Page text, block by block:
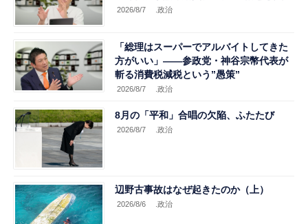
2026/8/7 .政治
「総理はスーパーでアルバイトしてきた
方がいい」――参政党・神谷宗幣代表が
斬る消費税減税という”愚策”
2026/8/7 .政治
8月の「平和」合唱の欠陥、ふたたび
2026/8/7 .政治
辺野古事故はなぜ起きたのか（上）
2026/8/6 .政治